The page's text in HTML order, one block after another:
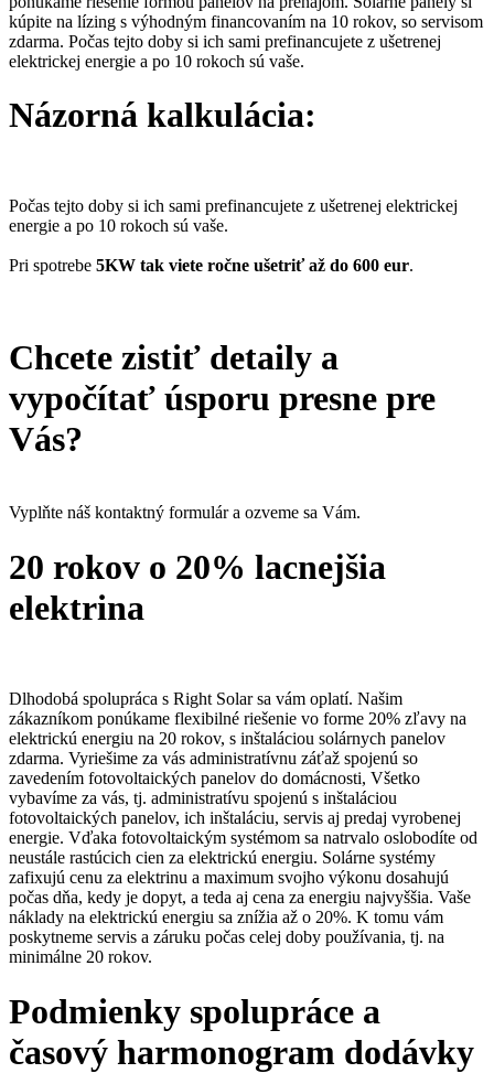
kúpite na lízing s výhodným financovaním na 10 rokov, so servisom
zdarma. Počas tejto doby si ich sami prefinancujete z ušetrenej
elektrickej energie a po 10 rokoch sú vaše.
Názorná kalkulácia:
Počas tejto doby si ich sami prefinancujete z ušetrenej elektrickej
energie a po 10 rokoch sú vaše.
Pri spotrebe 5KW tak viete ročne ušetriť až do 600 eur.
Chcete zistiť detaily a
vypočítať úsporu presne pre
Vás?
Vyplňte náš kontaktný formulár a ozveme sa Vám.
20 rokov o 20% lacnejšia
elektrina
Dlhodobá spolupráca s Right Solar sa vám oplatí. Našim
zákazníkom ponúkame flexibilné riešenie vo forme 20% zľavy na
elektrickú energiu na 20 rokov, s inštaláciou solárnych panelov
zdarma. Vyriešime za vás administratívnu záťaž spojenú so
zavedením fotovoltaických panelov do domácnosti, Všetko
vybavíme za vás, tj. administratívu spojenú s inštaláciou
fotovoltaických panelov, ich inštaláciu, servis aj predaj vyrobenej
energie. Vďaka fotovoltaickým systémom sa natrvalo oslobodíte od
neustále rastúcich cien za elektrickú energiu. Solárne systémy
zafixujú cenu za elektrinu a maximum svojho výkonu dosahujú
počas dňa, kedy je dopyt, a teda aj cena za energiu najvyššia. Vaše
náklady na elektrickú energiu sa znížia až o 20%. K tomu vám
poskytneme servis a záruku počas celej doby používania, tj. na
minimálne 20 rokov.
Podmienky spolupráce a
časový harmonogram dodávky